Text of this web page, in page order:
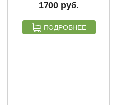
1700
ПОДРОБНЕЕ